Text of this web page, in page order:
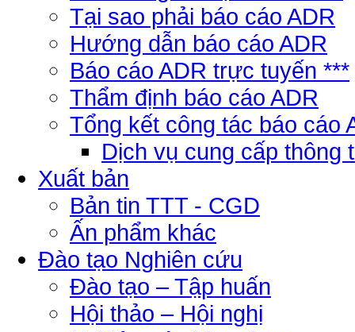
Tại sao phải báo cáo ADR
Hướng dẫn báo cáo ADR
Báo cáo ADR trực tuyến ***
Thẩm định báo cáo ADR
Tổng kết công tác báo cáo
Dịch vụ cung cấp thông
Xuất bản
Bản tin TTT - CGD
Ấn phẩm khác
Đào tạo Nghiên cứu
Đào tạo – Tập huấn
Hội thảo – Hội nghị